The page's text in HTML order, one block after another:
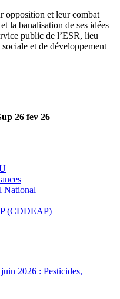
opposition et leur combat
la banalisation de ses idées
public de l’ESR, lieu
et de développement
26 fev 26
National
(CDDEAP)
2026 : Pesticides,